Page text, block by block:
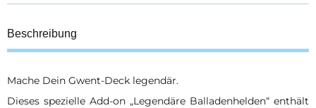
Beschreibung
Mache Dein Gwent-Deck legendär.
Dieses spezielle Add-on „Legendäre Balladenhelden“ enthält